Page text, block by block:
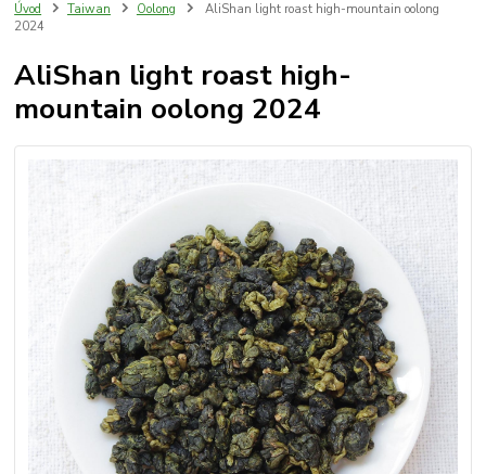
Úvod Taiwan Oolong
AliShan light roast high-mountain oolong
2024
AliShan light roast high-
mountain oolong 2024